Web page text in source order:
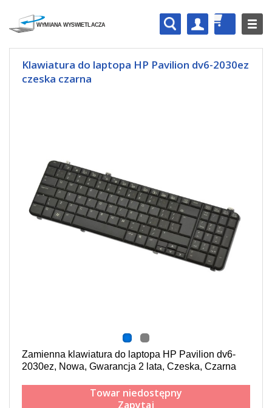
Klawiatura do laptopa HP Pavilion dv6-2030ez
czeska czarna
Zamienna klawiatura do laptopa HP Pavilion dv6-
2030ez, Nowa, Gwarancja 2 lata, Czeska, Czarna
Towar niedostępny
Zapytaj